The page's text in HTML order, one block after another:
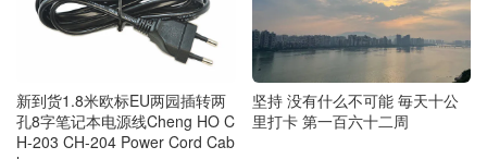
新到货1.8米欧标EU两园插转两
孔8字笔记本电源线Cheng HO C
H-203 CH-204 Power Cord Cab
坚持 没有什么不可能 毎天十公
里打卡 第一百六十二周